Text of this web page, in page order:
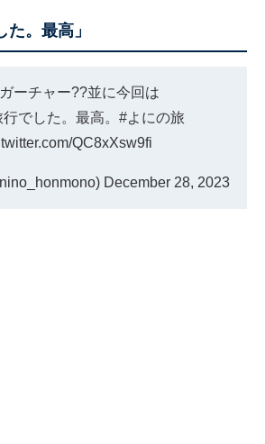
た。最高」
ーチャー??並に今回は
でした。最高。 #よにの旅
QC8xXsw9fi
December 28, 2023